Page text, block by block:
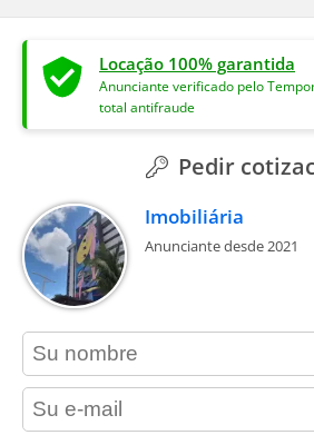
Locação 100% garantida
Anunciante verificado pelo
total antifraude
Pedir
Imobiliária
Anunciante desde 2021
contact_name
contact_email